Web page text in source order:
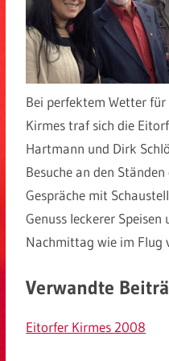
Bei perfektem Wetter
Kirmes traf sich die
Hartmann und Dirk
Besuche an den
Gespräche mit
Genuss leckerer
Nachmittag wie im Flug
Verwandte
Eitorfer Kirmes 2008